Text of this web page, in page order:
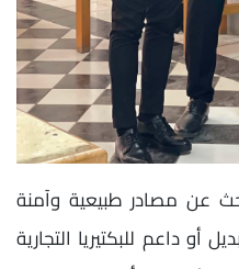
عن مصادر طبيعية وآمنة
أو داعم للبكتيريا التجارية